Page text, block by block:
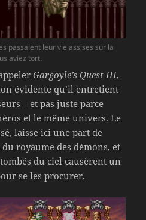
passaient leur vie assises sur la
aviez tort.
Gargoyle’s Quest III,
évidente qu’il entretient
– et pas juste parce
et le même univers. Le
laisse ici une part de
royaume des démons, et
du ciel causèrent un
se les procurer.